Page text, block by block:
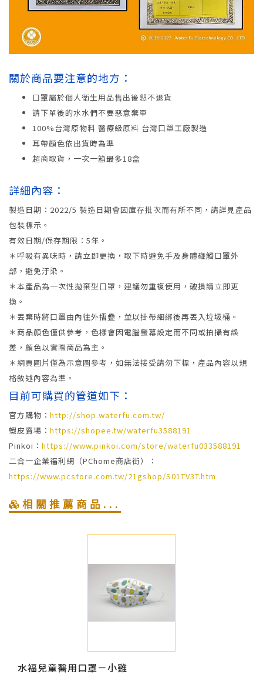
關於商品要注意的地方：
口罩屬於個人衛生用品售出後恕不退貨
請下單後的水水們不要惡意棄單
100%台灣原物料 醫療級原料 台灣口罩工廠製造
耳帶顏色依出貨時為準
超商取貨，一次一箱最多18盒
詳細內容：
製造日期：2022/5 製造日期會因庫存批次而有所不同，請詳見產品
包裝標示。
有效日期/保存期限：5年。
＊呼吸有異味時，請立即更換，取下時避免手及身體碰觸口罩外
部，避免汙染。
＊本產品為一次性拋棄型口罩，建議勿重複使用，破損請立即更
換。
＊丟棄時將口罩由內往外摺疊，並以掛帶綑綁後再丟入垃圾桶。
＊商品顏色僅供參考，色樣會因電腦螢幕設定而不同或拍攝有誤
差，顏色以實際商品為主。
＊網頁圖片僅為示意圖參考，如無法接受請勿下標，產品內容以規
格敘述內容為準。
目前可購買的管道如下：
官方購物： http://shop.waterfu.com.tw/
蝦皮賣場： https://shopee.tw/waterfu3588191
Pinkoi： https://www.pinkoi.com/store/waterfu033588191
二合一企業福利網（PChome商店街）：
https://www.pcstore.com.tw/21gshop/S01TV3T.htm
相關推薦商品...
水福兒童醫用口罩－小雞